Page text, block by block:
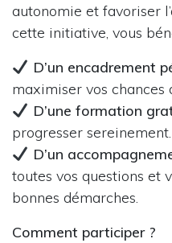
autonomie et favoriser
cette initiative, vous
D’un encadrement
maximiser vos chances
D’une formation
progresser sereinement.
D’un
toutes vos questions et
bonnes démarches.
Comment participer ?